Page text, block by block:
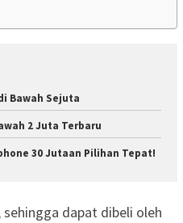
Bawah Sejuta
2 Juta Terbaru
30 Jutaan Pilihan Tepat!
dapat dibeli oleh